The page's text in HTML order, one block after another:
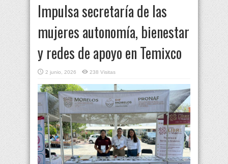
Impulsa secretaría de las
mujeres autonomía, bienestar
y redes de apoyo en Temixco
2 junio, 2026 238 Visitas